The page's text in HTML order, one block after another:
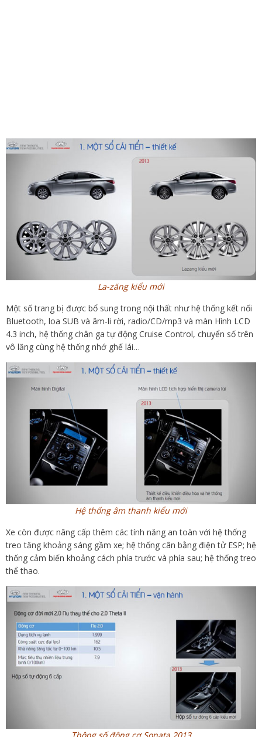
La-zăng kiểu mới
Một số trang bị được bổ sung trong nội thất như hệ thống kết nối
Bluetooth, loa SUB và âm-li rời, radio/CD/mp3 và màn Hình LCD
4.3 inch, hệ thống chân ga tự động Cruise Control, chuyển số trên
vô lăng cùng hệ thống nhớ ghế lái…
Hệ thống âm thanh kiểu mới
Xe còn được nâng cấp thêm các tính năng an toàn với hệ thống
treo tăng khoảng sáng gầm xe; hệ thống cân bằng điện tử ESP; hệ
thống cảm biến khoảng cách phía trước và phía sau; hệ thống treo
thể thao.
Thông số động cơ Sonata 2013